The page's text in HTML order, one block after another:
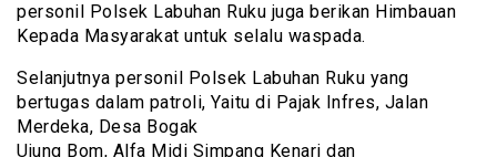
personil Polsek Labuhan Ruku juga berikan Himbauan
Kepada Masyarakat untuk selalu waspada.
Selanjutnya personil Polsek Labuhan Ruku yang
bertugas dalam patroli, Yaitu di Pajak Infres, Jalan
Merdeka, Desa Bogak
Ujung Bom, Alfa Midi Simpang Kenari dan